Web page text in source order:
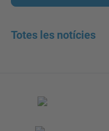
Totes les notícies